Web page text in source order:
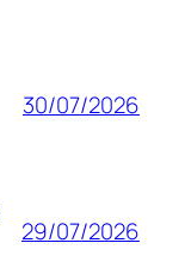
30/07/2026
29/07/2026